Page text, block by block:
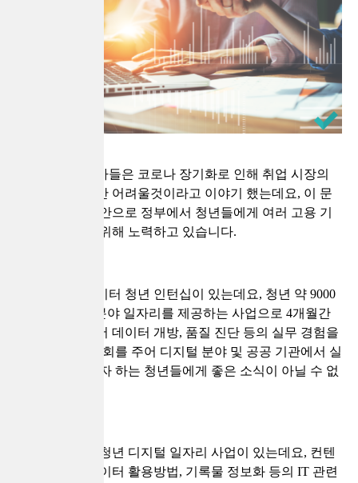
대부분의 전문가들은 코로나 장기화로 인해 취업 시장의
활성화는 당분간 어려울것이라고 이야기 했는데요, 이 문
제에 대한 대책안으로 정부에서 청년들에게 여러 고용 기
회를 제공하기 위해 노력하고 있습니다.
그중에 공공데이터 청년 인턴십이 있는데요, 청년 약 9000
여명에게 ICT 분야 일자리를 제공하는 사업으로 4개월간
공공기관 등에서 데이터 개방, 품질 진단 등의 실무 경험을
쌓을 수 있는 기회를 주어 디지털 분야 및 공공 기관에서 실
무 경험을 쌓고자 하는 청년들에게 좋은 소식이 아닐 수 없
또 한가지로는 청년 디지털 일자리 사업이 있는데요, 컨텐
츠 기획과 빅테이터 활용방법, 기록물 정보화 등의 IT 관련